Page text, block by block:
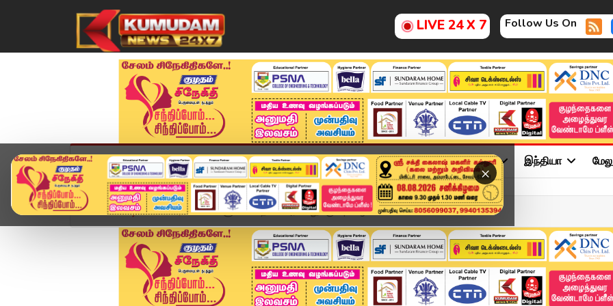
LIVE 24 X 7 Follow Us On
×
முகப்பு விளையாட்டு அண்மை தமிழ்நாடு சினிமா அரசியல் விளையாட்டு இந்தியா
Home வீடியோ ஸ்டோரி மக்களுக்காக தான் அரசியலுக்கு... | Raghava Lawre...